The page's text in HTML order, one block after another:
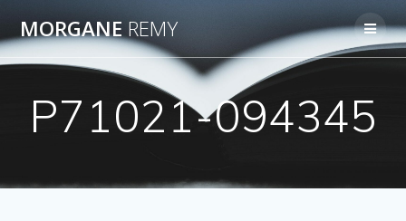
contenu
MORGANE REMY
P71021-094345